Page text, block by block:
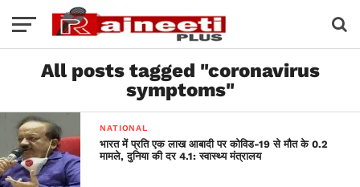
All posts tagged "coronavirus
symptoms"
NATIONAL
भारत में प्रति एक लाख आबादी पर कोविड-19 से मौत के 0.2
मामले, दुनिया की दर 4.1: स्वास्थ्य मंत्रालय